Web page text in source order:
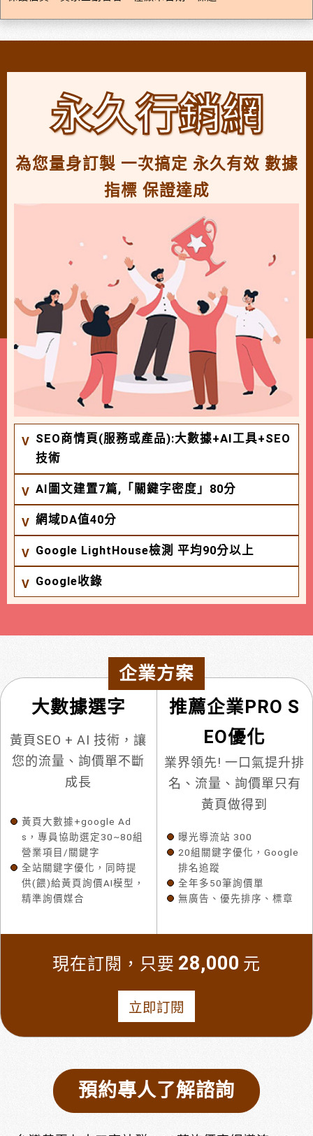
永久行銷網
為您量身訂製 一次搞定 永久有效 數據
指標 保證達成
SEO商情頁(服務或產品):大數據+AI工具+SEO
技術
AI圖文建置7篇,「關鍵字密度」80分
網域DA值40分
Google LightHouse檢測 平均90分以上
Google收錄
企業方案
大數據選字
黃頁SEO + AI 技術，讓
您的流量、詢價單不斷
成長
黃頁大數據+google Ad
s，專員協助選定30~80組
營業項目/關鍵字
全站關鍵字優化，同時提
供(餵)給黃頁詢價AI模型，
精準詢價媒合
推薦企業PRO S
EO優化
業界領先! 一口氣提升排
名、流量、詢價單只有
黃頁做得到
曝光導流站 300
20組關鍵字優化，Google
排名追蹤
全年多50筆詢價單
無廣告、優先排序、標章
現在訂閱，只要 28,000 元
立即訂閱
預約專人了解諮詢